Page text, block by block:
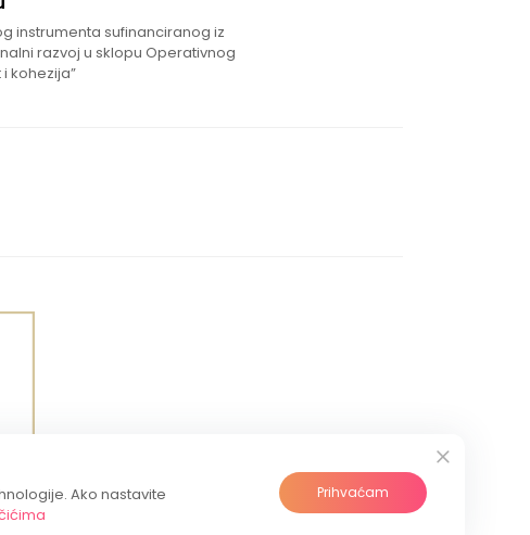
instrumenta sufinanciranog iz
razvoj u sklopu Operativnog
kohezija”
Ako nastavite
Prihvaćam